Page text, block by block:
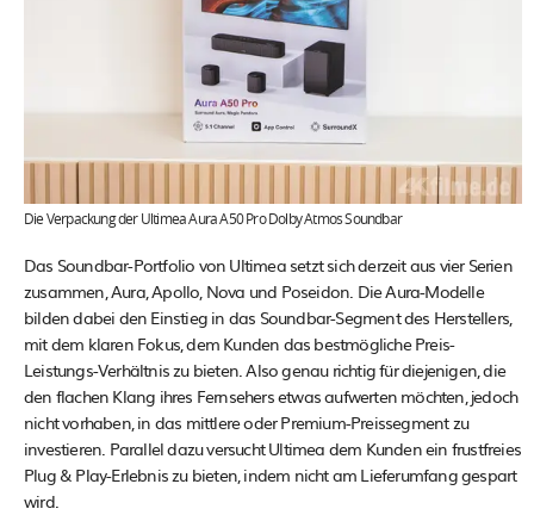
Die Verpackung der Ultimea Aura A50 Pro Dolby Atmos Soundbar
Das Soundbar-Portfolio von Ultimea setzt sich derzeit aus vier Serien
zusammen, Aura, Apollo, Nova und Poseidon. Die Aura-Modelle
bilden dabei den Einstieg in das Soundbar-Segment des Herstellers,
mit dem klaren Fokus, dem Kunden das bestmögliche Preis-
Leistungs-Verhältnis zu bieten. Also genau richtig für diejenigen, die
den flachen Klang ihres Fernsehers etwas aufwerten möchten, jedoch
nicht vorhaben, in das mittlere oder Premium-Preissegment zu
investieren. Parallel dazu versucht Ultimea dem Kunden ein frustfreies
Plug & Play-Erlebnis zu bieten, indem nicht am Lieferumfang gespart
wird.